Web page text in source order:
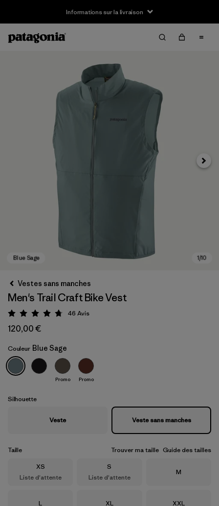
Informations sur la livraison
Blue Sage
Vestes sans manches
Men's Trail Craft Bike Vest
Évaluation: 4.7 / 5
46 Avis
120,00 €
Couleur Blue Sage
Promo Promo
Silhouette
Veste Veste sans manches
Taille Trouver ma taille Guide des tailles
Taille
XS
Liste d'attente
Taille
S
Liste d'attente
Taille
M
Taille
L Taille
XL Taille
XXL